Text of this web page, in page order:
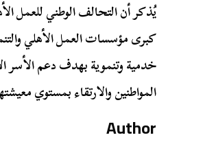
خدمية وتنموية بهدف دعم الأسر
المواطنين والارتقاء بمستوي
Author